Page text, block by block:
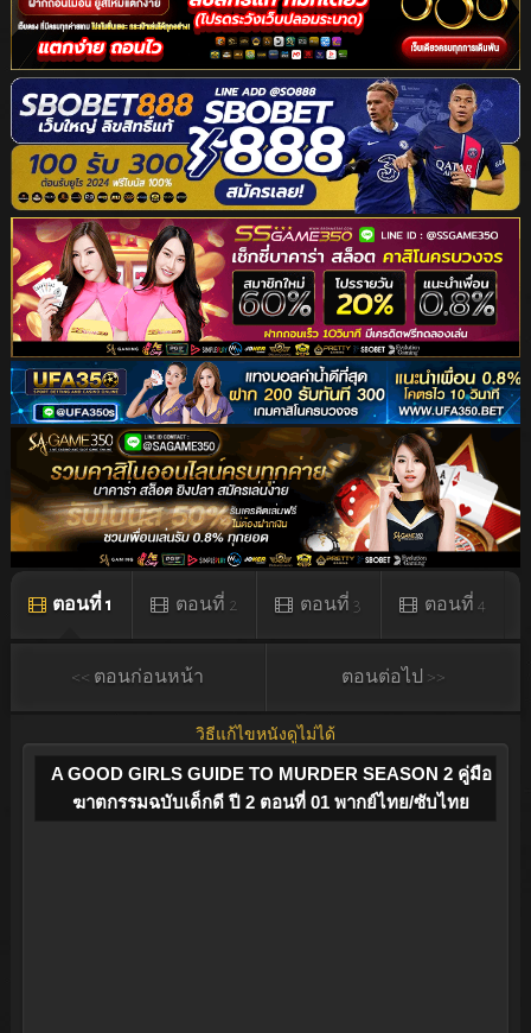
ตอนที่ 1 ตอนที่ 2 ตอนที่ 3 ตอนที่ 4
ตอนที่ 5 ตอนที่ 6
<< ตอนก่อนหน้า ตอนต่อไป >>
วิธีแก้ไขหนังดูไม่ได้
A GOOD GIRLS GUIDE TO MURDER SEASON 2 คู่มือ
ฆาตกรรมฉบับเด็กดี ปี 2 ตอนที่ 01 พากย์ไทย/ซับไทย